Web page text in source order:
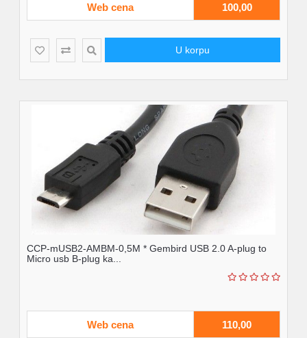
Web cena 100,00
U korpu
CCP-mUSB2-AMBM-0,5M * Gembird USB 2.0 A-plug to
Micro usb B-plug ka...
Web cena 110,00